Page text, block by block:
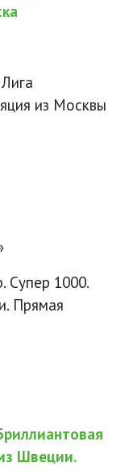
из Москвы
Супер 1000.
Прямая
Швеции.